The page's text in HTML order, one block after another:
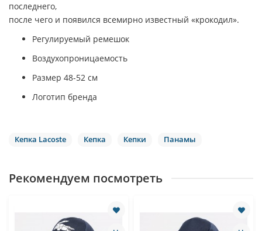
последнего,
после чего и появился всемирно известный «крокодил».
Регулируемый ремешок
Воздухопроницаемость
Размер 48-52 см
Логотип бренда
Кепка Lacoste Кепка Кепки Панамы
Рекомендуем посмотреть